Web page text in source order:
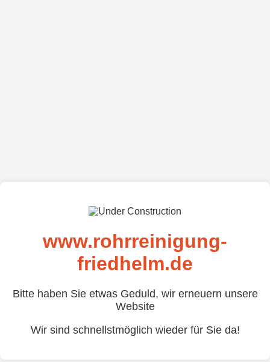
www.rohrreinigung-
friedhelm.de
Bitte haben Sie etwas Geduld, wir erneuern unsere
Website
Wir sind schnellstmöglich wieder für Sie da!